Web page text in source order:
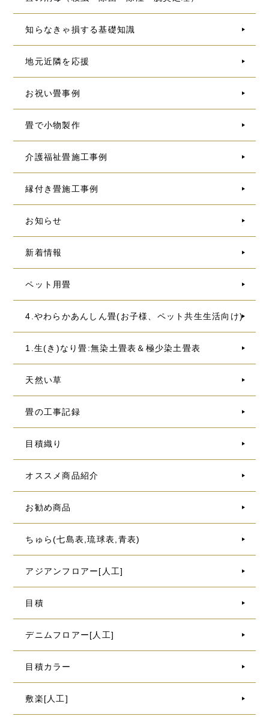
知らなきゃ損する基礎知識
地元近隣を応援
お祝い畳事例
畳で小物製作
介護福祉畳施工事例
縁付き畳施工事例
お知らせ
新着情報
ペット用畳
4.やわらかあんしん畳(お子様、ペット共生生活向け)
1.生(き)なり畳:無染土畳表＆極少染土畳表
天然い草
畳の工事記録
目積織り
オススメ商品紹介
お勧め商品
ちゅら(七島表,琉球表,青表)
アジアンフロアー[人工]
目積
デニムフロアー[人工]
目積カラー
敷楽[人工]